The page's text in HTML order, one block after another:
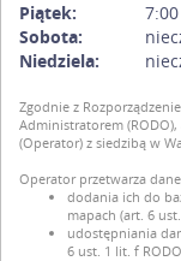
Piątek:
Sobota:
Niedziela:
Zgodnie z
Administratorem
(Operator) z siedzibą w
Operator przetwarza
dodania ich do
mapach (art. 6
udostępniania
6 ust. 1 lit. f